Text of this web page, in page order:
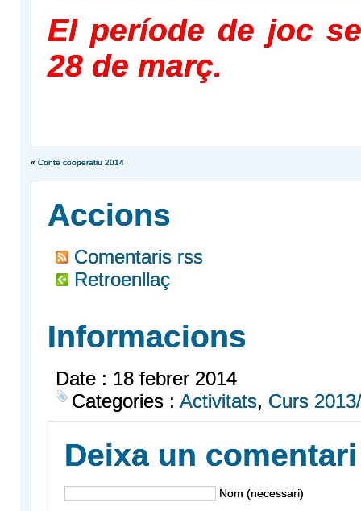
El període de joc
28 de març.
« Conte cooperatiu 2014
Accions
Comentaris rss
Retroenllaç
Informacions
Date : 18 febrer 2014
Categories : Activitats, Curs
Deixa un comentari
Nom (necessari)